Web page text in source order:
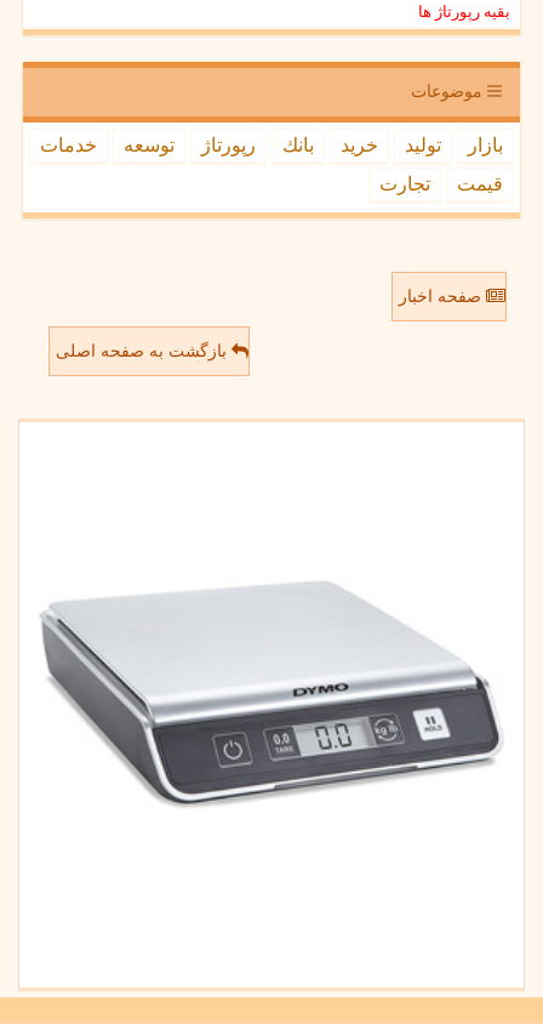
بقیه رپورتاژ ها
موضوعات
بازار تولید خرید بانك رپورتاژ توسعه
خدمات
قیمت
تجارت
صفحه اخبار
بازگشت به صفحه اصلی